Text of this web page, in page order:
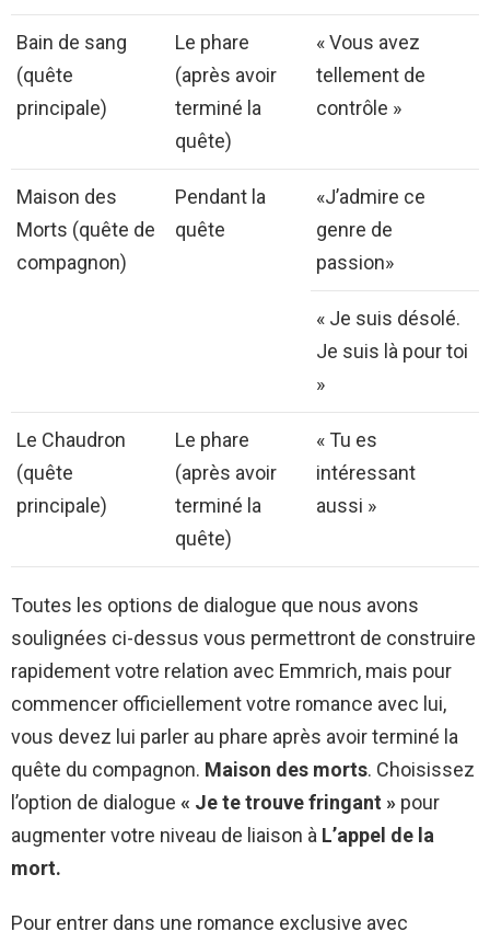
Bain de sang
(quête
principale)
Le phare
(après avoir
terminé la
quête)
« Vous avez
tellement de
contrôle »
Maison des
Morts (quête de
compagnon)
Pendant la
quête
«J’admire ce
genre de
passion»
« Je suis désolé.
Je suis là pour toi
»
Le Chaudron
(quête
principale)
Le phare
(après avoir
terminé la
quête)
« Tu es
intéressant
aussi »
Toutes les options de dialogue que nous avons
soulignées ci-dessus vous permettront de construire
rapidement votre relation avec Emmrich, mais pour
commencer officiellement votre romance avec lui,
vous devez lui parler au phare après avoir terminé la
quête du compagnon. Maison des morts. Choisissez
l’option de dialogue « Je te trouve fringant » pour
augmenter votre niveau de liaison à L’appel de la
mort.
Pour entrer dans une romance exclusive avec